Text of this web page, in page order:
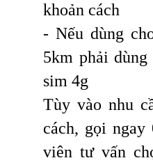
khoản cách
- Nếu dùng
5km phải
sim 4g
Tùy vào nhu
cách, gọi ngay
viên tư vấn